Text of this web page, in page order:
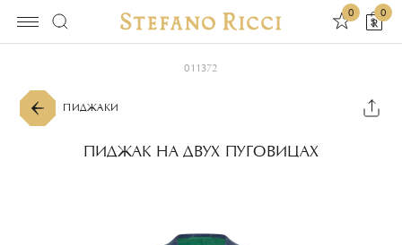
0 0
011372
ПИДЖАКИ
ПИДЖАК НА ДВУХ ПУГОВИЦАХ